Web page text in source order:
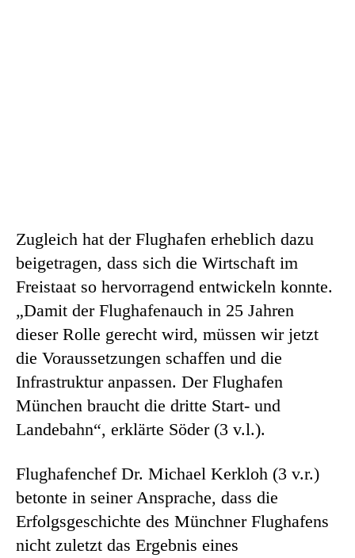
Zugleich hat der Flughafen erheblich dazu
beigetragen, dass sich die Wirtschaft im
Freistaat so hervorragend entwickeln konnte.
„Damit der Flughafenauch in 25 Jahren
dieser Rolle gerecht wird, müssen wir jetzt
die Voraussetzungen schaffen und die
Infrastruktur anpassen. Der Flughafen
München braucht die dritte Start- und
Landebahn“, erklärte Söder (3 v.l.).
Flughafenchef Dr. Michael Kerkloh (3 v.r.)
betonte in seiner Ansprache, dass die
Erfolgsgeschichte des Münchner Flughafens
nicht zuletzt das Ergebnis eines